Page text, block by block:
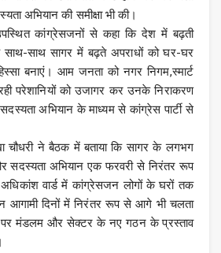
अभियान की समीक्षा भी की।
कांग्रेसजनों से कहा कि देश में बढ़ती
साथ-साथ सागर में बढ़ते अपराधों को घर-घर
बनाएं। आम जनता को नगर निगम,स्मार्ट
परेशानियों को उजागर कर उनके निराकरण
अभियान के माध्यम से कांग्रेस पार्टी से
चौधरी ने बैठक में बताया कि सागर के लगभग
सदस्यता अभियान एक फरवरी से निरंतर रूप
वार्ड में कांग्रेसजन लोगों के घरों तक
आगामी दिनों में निरंतर रूप से आगे भी चलता
पर मंडलम और सेक्टर के नए गठन के प्रस्ताव